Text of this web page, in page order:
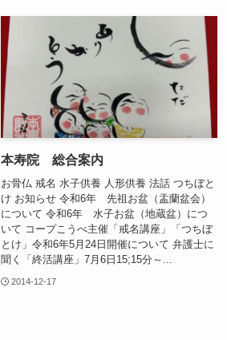
本寿院 総合案内
お骨仏 戒名 水子供養 人形供養 法話 つちぼと
け お知らせ 令和6年 先祖お盆（盂蘭盆会）
について 令和6年 水子お盆（地蔵盆）につ
いて コープこうべ主催「戒名講座」「つちぼ
とけ」令和6年5月24日開催について 弁護士に
聞く「終活講座」7月6日15;15分～...
2014-12-17